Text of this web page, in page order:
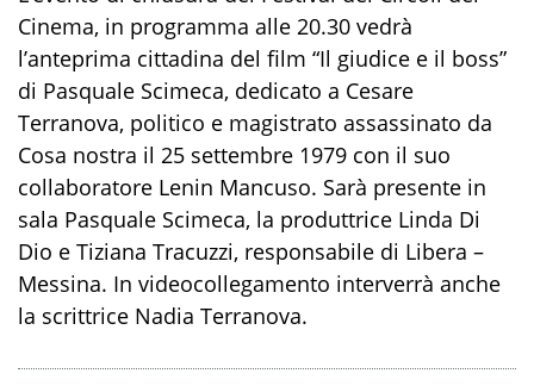
Cinema, in programma alle 20.30 vedrà
l’anteprima cittadina del film “Il giudice e il boss”
di Pasquale Scimeca, dedicato a Cesare
Terranova, politico e magistrato assassinato da
Cosa nostra il 25 settembre 1979 con il suo
collaboratore Lenin Mancuso. Sarà presente in
sala Pasquale Scimeca, la produttrice Linda Di
Dio e Tiziana Tracuzzi, responsabile di Libera –
Messina. In videocollegamento interverrà anche
la scrittrice Nadia Terranova.